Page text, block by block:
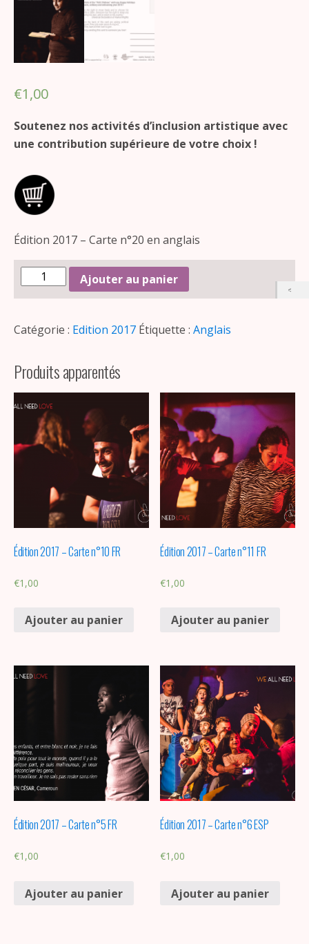
€1,00
Soutenez nos activités d’inclusion artistique avec
une contribution supérieure de votre choix !
Édition 2017 – Carte n°20 en anglais
Ajouter au panier
Catégorie : Edition 2017 Étiquette : Anglais
Produits apparentés
Édition 2017 – Carte n°10 FR
€1,00
Ajouter au panier
Édition 2017 – Carte n°11 FR
€1,00
Ajouter au panier
Édition 2017 – Carte n°5 FR
€1,00
Ajouter au panier
Édition 2017 – Carte n°6 ESP
€1,00
Ajouter au panier